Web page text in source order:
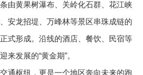
由黄果树瀑布、关岭化石群、花江峡
安龙招堤、万峰林等景区串珠成链的
式形成。沿线的酒店、餐饮、民宿等
来发展的“黄金期”。
通枢纽，更是一个地区奔向未来的跑